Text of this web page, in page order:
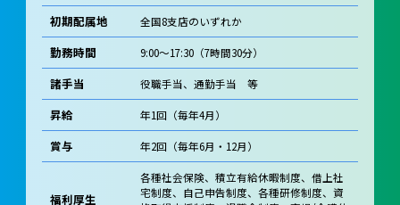
初期配属地 全国8支店のいずれか
勤務時間 9:00～17:30（7時間30分）
諸手当 役職手当、通勤手当 等
昇給 年1回（毎年4月）
賞与 年2回（毎年6月・12月）
福利厚生
各種社会保険、積立有給休暇制度、借上社
宅制度、自己申告制度、各種研修制度、資